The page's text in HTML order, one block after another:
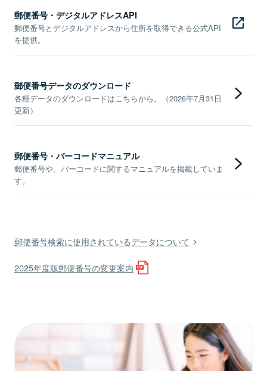
郵便番号・デジタルアドレスAPI
郵便番号とデジタルアドレスから住所を取得できる公式API
を提供。
郵便番号データのダウンロード
各種データのダウンロードはこちらから。（2026年7月31日
更新）
郵便番号・バーコードマニュアル
郵便番号や、バーコードに関するマニュアルを掲載していま
す。
郵便番号検索に使用されているデータについて
2025年度版郵便番号の変更案内